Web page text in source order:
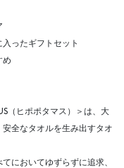
ったギフトセット
め
（ヒポポタマス）＞は、大
全なタオルを生み出すタオ
においてゆずらずに追求、